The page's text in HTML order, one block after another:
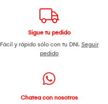
Sigue tu pedido
Fácil y rápido sólo con tu DNI. Seguir
pedido
Chatea con nosotros